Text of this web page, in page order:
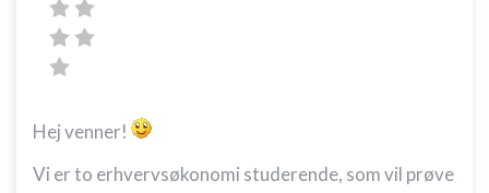
Hej venner!
Vi er to erhvervsøkonomi studerende, som vil prøve